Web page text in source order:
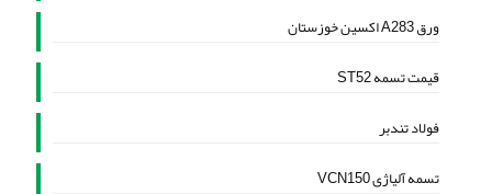
ورق A283 اکسین خوزستان
قیمت تسمه ST52
فولاد تندبر
تسمه آلیاژی VCN150